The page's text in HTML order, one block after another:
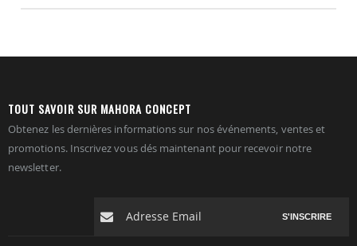
TOUT SAVOIR SUR MAHORA CONCEPT
Obtenez les dernières informations sur nos événements, ventes et
promotions. Inscrivez vous dés maintenant pour recevoir notre
newsletter.
S'INSCRIRE